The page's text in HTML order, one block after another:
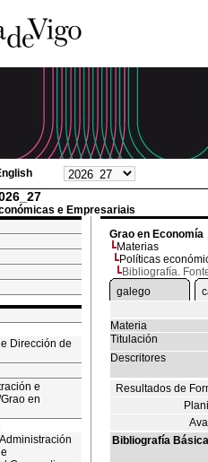
e Empresariais
Dirección de
e
en
Grao en Economía
Materias
Políticas
Bibliografía.
galego
Materia
Titulación
Descritores
Resultados de
Bibliografía Básica